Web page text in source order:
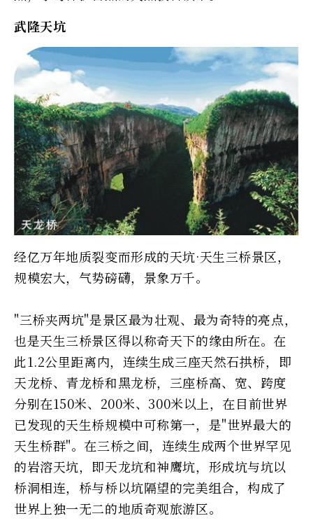
武隆天坑
经亿万年地质裂变而形成的天坑·天生三桥景区，
规模宏大，气势磅礴，景象万千。
"三桥夹两坑"是景区最为壮观、最为奇特的亮点，
也是天生三桥景区得以称奇天下的缘由所在。在
此1.2公里距离内，连续生成三座天然石拱桥，即
天龙桥、青龙桥和黑龙桥，三座桥高、宽、跨度
分别在150米、200米、300米以上，在目前世界
已发现的天生桥规模中可称第一，是"世界最大的
天生桥群"。在三桥之间，连续生成两个世界罕见
的岩溶天坑，即天龙坑和神鹰坑，形成坑与坑以
桥洞相连，桥与桥以坑隔望的完美组合，构成了
世界上独一无二的地质奇观旅游区。